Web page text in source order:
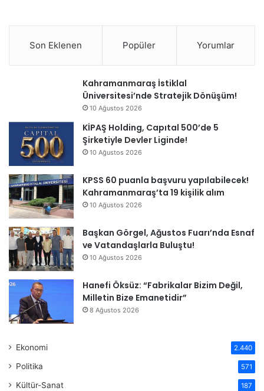
Son Eklenen Popüler Yorumlar
Kahramanmaraş İstiklal
Üniversitesi’nde Stratejik Dönüşüm!
10 Ağustos 2026
KİPAŞ Holding, Capıtal 500’de 5
Şirketiyle Devler Liginde!
10 Ağustos 2026
KPSS 60 puanla başvuru yapılabilecek!
Kahramanmaraş’ta 19 kişilik alım
10 Ağustos 2026
Başkan Görgel, Ağustos Fuarı’nda Esnaf
ve Vatandaşlarla Buluştu!
10 Ağustos 2026
Hanefi Öksüz: “Fabrikalar Bizim Değil,
Milletin Bize Emanetidir”
8 Ağustos 2026
Ekonomi 2.440
Politika 571
Kültür-Sanat 187